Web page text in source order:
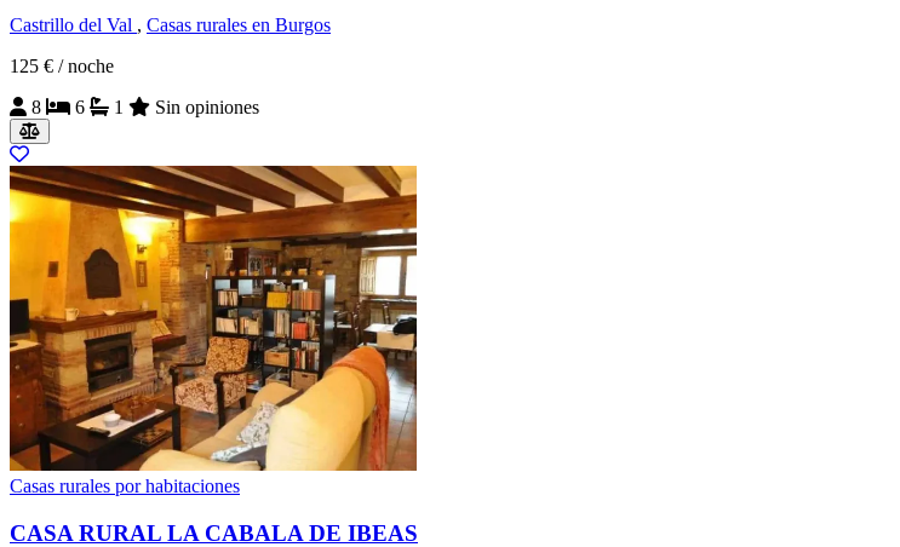
Castrillo del Val , Casas rurales en Burgos
125 € / noche
8
6 1 Sin opiniones
Casas rurales por habitaciones
CASA RURAL LA CABALA DE IBEAS